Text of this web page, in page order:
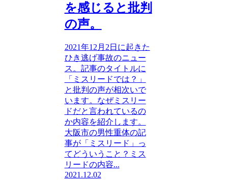
を感じると批判
の声。
2021年12月2日に起きた
ひき逃げ事故のニュー
ス。記事のタイトルに
「ミスリードでは？」
と批判の声が相次いで
います。なぜミスリー
ドだと言われているの
か内容を紹介します。
大阪市の男性重体の記
事が「ミスリード」っ
てどういうこと？ミス
リードの内容...
2021.12.02